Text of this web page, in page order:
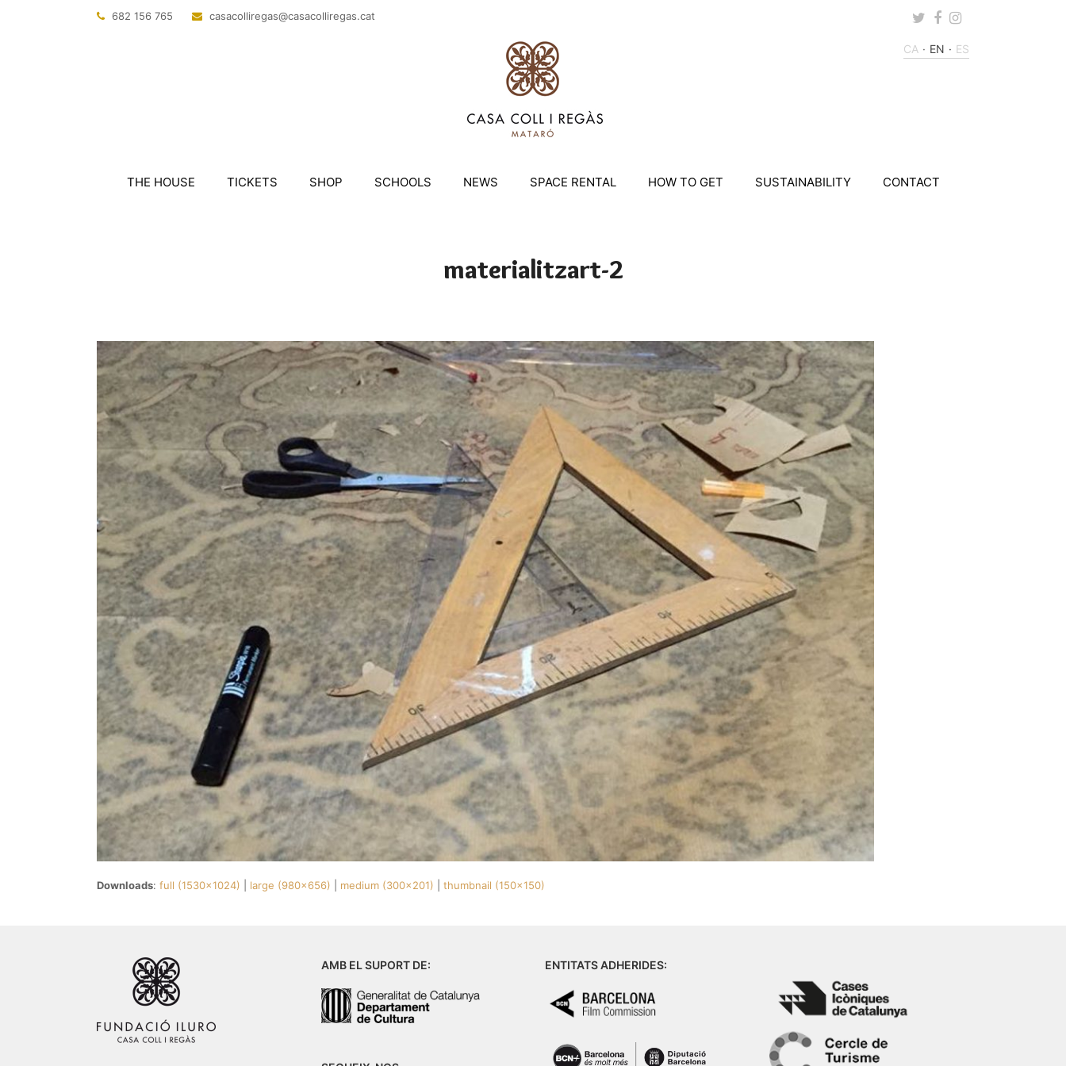
682 156 765 tac.sagerillocasac
@sagerillocasac Twitter
Facebook
Instagram
CA EN ES
THE HOUSE TICKETS SHOP SCHOOLS NEWS SPACE RENTAL HOW TO GET SUSTAINABILITY CONTACT
materialitzart-2
Downloads: full (1530x1024) large (980x656) medium (300x201) thumbnail (150x150)
AMB EL SUPORT DE: ENTITATS ADHERIDES: